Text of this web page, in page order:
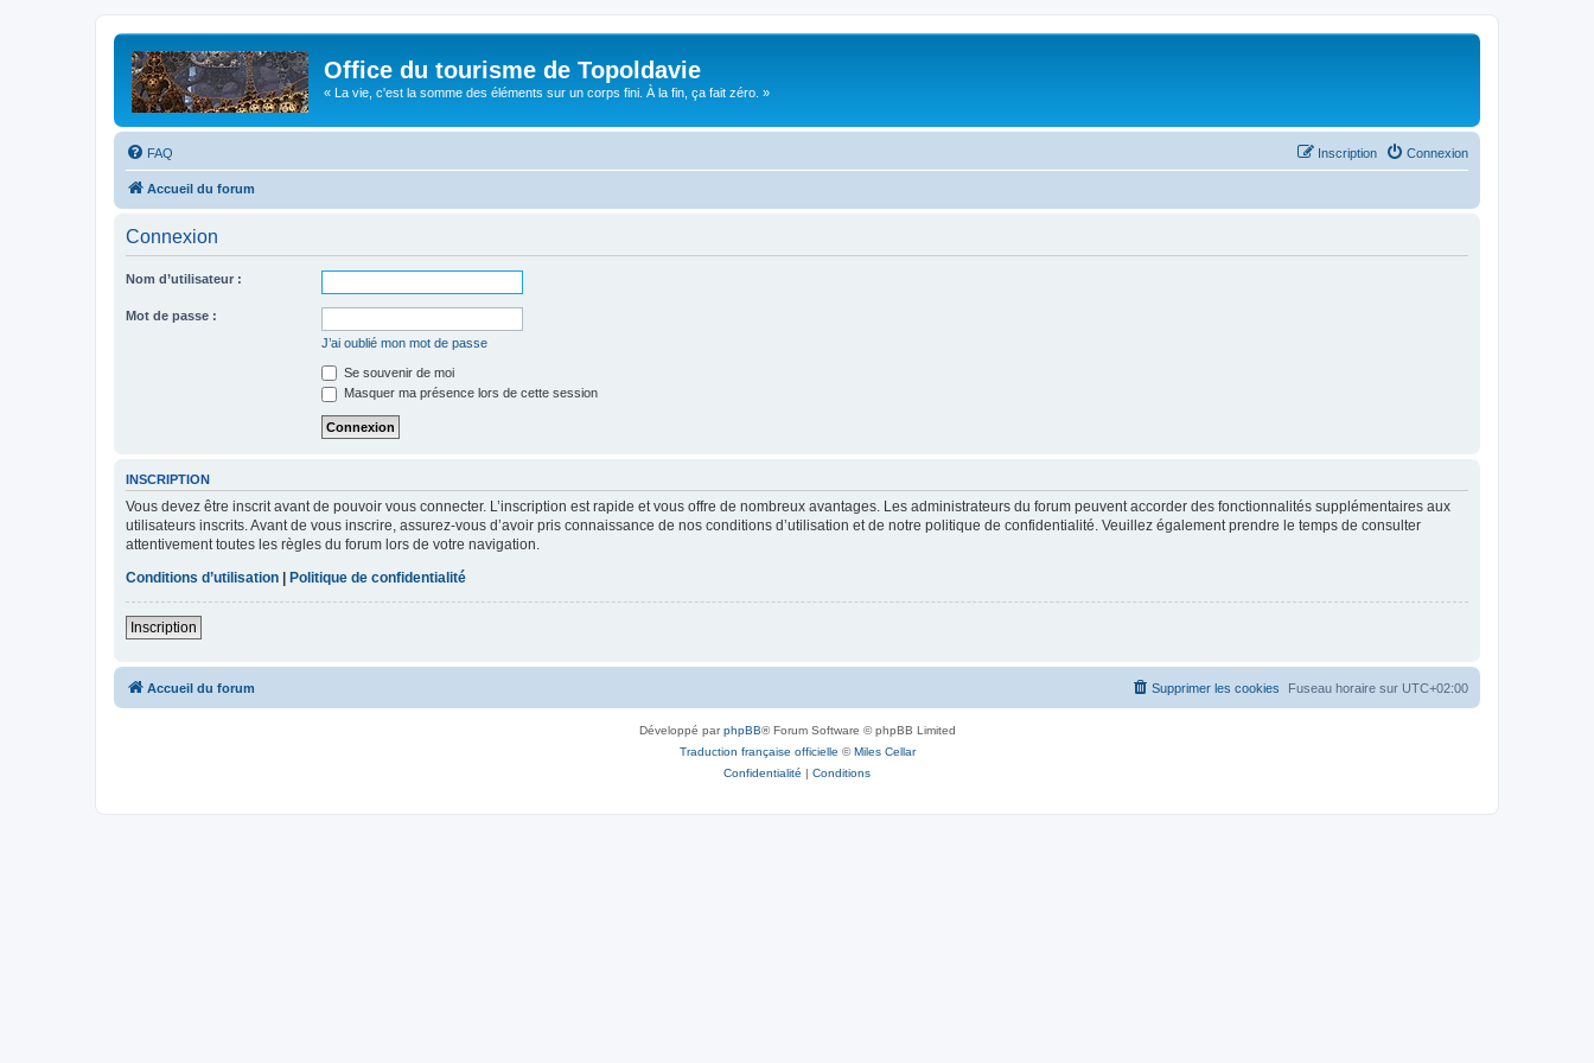
Office du tourisme de Topoldavie
« La vie, c'est la somme des éléments sur un corps fini. À la fin, ça fait zéro. »
FAQ Connexion
Inscription
Accueil du forum
Connexion
Nom d’utilisateur :
Mot de passe :
J’ai oublié mon mot de passe
Se souvenir de moi
Masquer ma présence lors de cette session
INSCRIPTION
Vous devez être inscrit avant de pouvoir vous connecter. L’inscription est rapide et vous offre de nombreux avantages. Les administrateurs du forum peuvent accorder des fonctionnalités supplémentaires aux
utilisateurs inscrits. Avant de vous inscrire, assurez-vous d’avoir pris connaissance de nos conditions d’utilisation et de notre politique de confidentialité. Veuillez également prendre le temps de consulter
attentivement toutes les règles du forum lors de votre navigation.
Conditions d’utilisation
Politique de confidentialité
Inscription
Accueil du forum Fuseau horaire sur UTC+02:00
Supprimer les cookies
Développé parphpBB® Forum Software © phpBB Limited
Traduction française officielle ©Miles Cellar
Confidentialité | Conditions